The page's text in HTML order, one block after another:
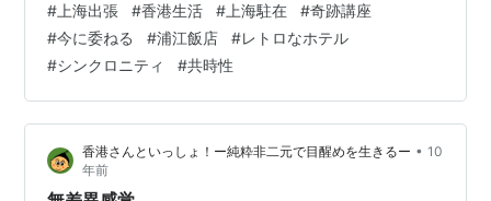
に予約した浦江飯店だが、翌朝一番でアポが入っている
弁護士事務所までは、かなりの距離があり、渋滞する時
間を入れると、8時にはホテルを出ねばならない。しか
し、今日、上海事務所とのやり取りの中で、その弁護士
事務所が先月移転していたことを知った。新住所を調べ
てみると、ホテルのすぐ近くだった。 ↑煉瓦の壁…
# 上海出張 #香港生活 # 上海駐在 #奇跡講座
#今に委ねる #浦江飯店 #レトロなホテル
#シンクロニティ #共時性
香港さんといっしょ！ー純粋非二元で目醒めを生きるー • 10
年前